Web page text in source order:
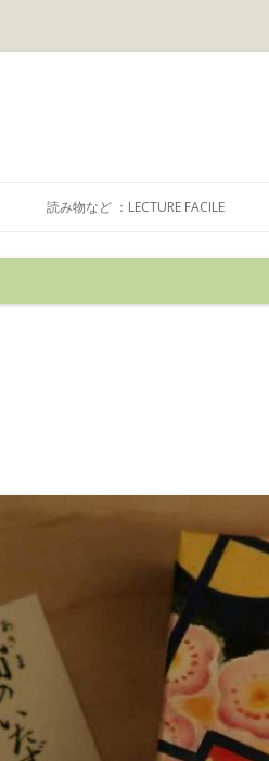
ン
へ
ッ
読み物など ：LECTURE FACILE